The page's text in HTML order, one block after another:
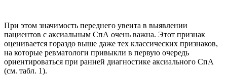
При этом значимость переднего увеита в выявлении
пациентов с аксиальным СпА очень важна. Этот признак
оценивается гораздо выше даже тех классических признаков,
на которые ревматологи привыкли в первую очередь
ориентироваться при ранней диагностике аксиального СпА
(см. табл. 1).